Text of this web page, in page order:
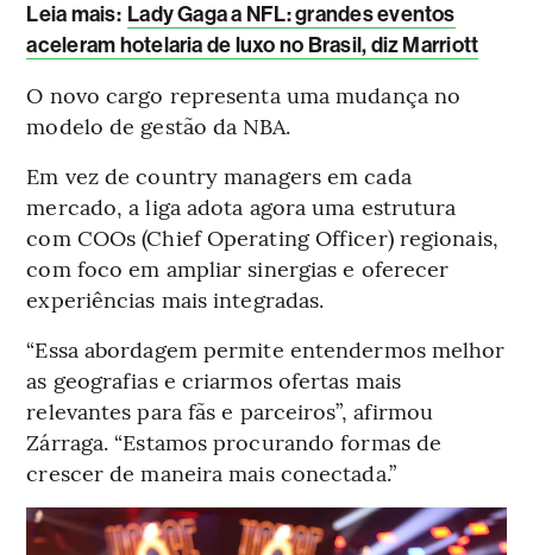
Leia mais: Lady Gaga a NFL: grandes eventos
aceleram hotelaria de luxo no Brasil, diz Marriott
O novo cargo representa uma mudança no
modelo de gestão da NBA.
Em vez de country managers em cada
mercado, a liga adota agora uma estrutura
com COOs (Chief Operating Officer) regionais,
com foco em ampliar sinergias e oferecer
experiências mais integradas.
“Essa abordagem permite entendermos melhor
as geografias e criarmos ofertas mais
relevantes para fãs e parceiros”, afirmou
Zárraga. “Estamos procurando formas de
crescer de maneira mais conectada.”